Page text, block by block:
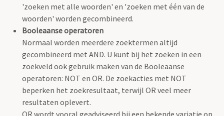
'zoeken met alle woorden' en 'zoeken met één van de
woorden' worden gecombineerd.
Booleaanse operatoren
Normaal worden meerdere zoektermen altijd
gecombineerd met AND. U kunt bij het zoeken in een
zoekveld ook gebruik maken van de Booleaanse
operatoren: NOT en OR. De zoekacties met NOT
beperken het zoekresultaat, terwijl OR veel meer
resultaten oplevert.
OR wordt vooral geadviseerd bij een bekende variatie op